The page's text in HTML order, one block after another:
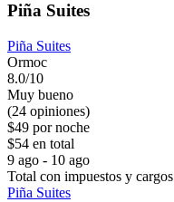
Piña Suites
Piña Suites
Ormoc
8.0/10
Muy bueno
(24 opiniones)
$49 por noche
$54 en total
9 ago - 10 ago
Total con impuestos y cargos
Piña Suites